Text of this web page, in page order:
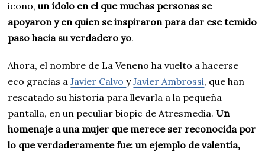
icono,un ídolo en el que muchas personas se
apoyaron y en quien se inspiraron para dar ese temido
paso hacia su verdadero yo.
Ahora, el nombre de La Veneno ha vuelto a hacerse
eco gracias aJavier CalvoyJavier Ambrossi, que han
rescatado su historia para llevarla a la pequeña
pantalla, en un peculiar biopic de Atresmedia. Un
homenaje a una mujer que merece ser reconocida por
lo que verdaderamente fue: un ejemplo de valentía,